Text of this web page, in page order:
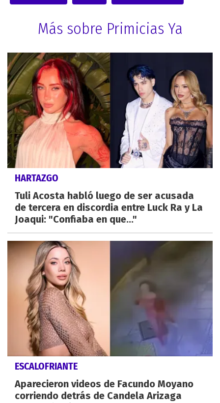
Más sobre Primicias Ya
HARTAZGO
Tuli Acosta habló luego de ser acusada
de tercera en discordia entre Luck Ra y La
Joaqui: "Confiaba en que..."
ESCALOFRIANTE
Aparecieron videos de Facundo Moyano
corriendo detrás de Candela Arizaga